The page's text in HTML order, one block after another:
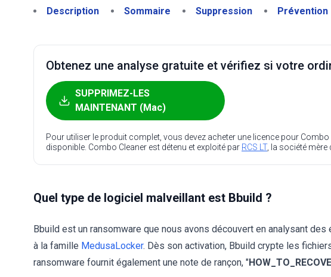
Description
Sommaire Suppression Prévention
Obtenez une analyse gratuite et vérifiez si votre
SUPPRIMEZ-LES
MAINTENANT (Mac)
Pour utiliser le produit complet, vous devez acheter une licence pour Combo
disponible. Combo Cleaner est détenu et exploité par RCS LT, la société mère
Quel type de logiciel malveillant est Bbuild ?
Bbuild est un ransomware que nous avons découvert en analysant
à la famille MedusaLocker. Dès son activation, Bbuild crypte les
ransomware fournit également une note de rançon, "